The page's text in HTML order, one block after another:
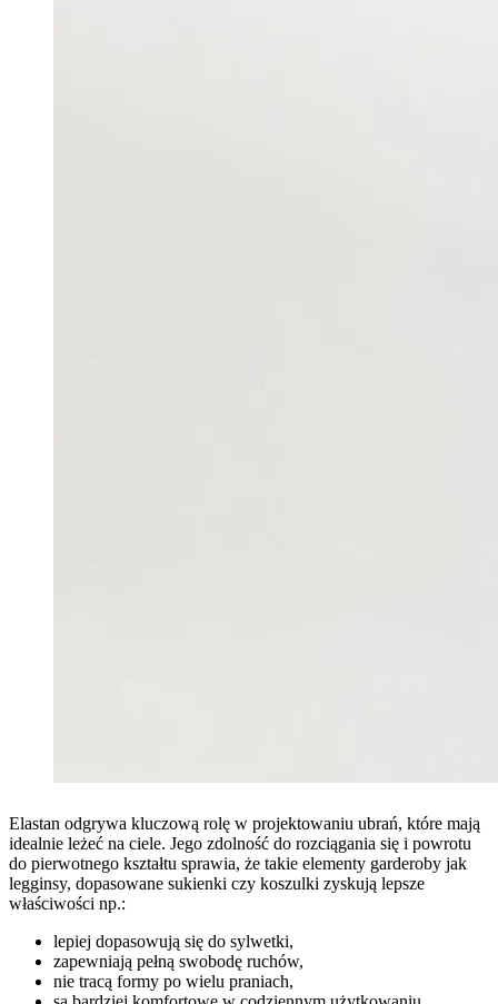
Elastan odgrywa kluczową rolę w projektowaniu ubrań, które mają
idealnie leżeć na ciele. Jego zdolność do rozciągania się i powrotu
do pierwotnego kształtu sprawia, że takie elementy garderoby jak
legginsy, dopasowane sukienki czy koszulki zyskują lepsze
właściwości np.:
lepiej dopasowują się do sylwetki,
zapewniają pełną swobodę ruchów,
nie tracą formy po wielu praniach,